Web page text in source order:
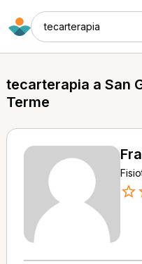
tecarterapia
tecarterapia a San
Terme